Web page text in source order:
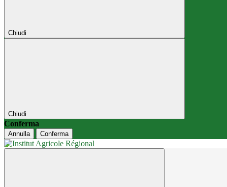
Chiudi
Chiudi
Conferma
Annulla Conferma